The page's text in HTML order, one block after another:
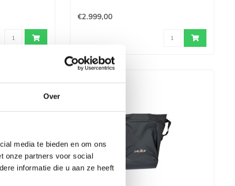
Over
media te bieden en om ons
onze partners voor social
informatie die u aan ze heeft
€2.999,00